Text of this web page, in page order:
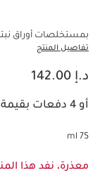
بمستخلصات أوراق
تفاصيل المنتج
السعر الحالي هو د.إ 142.00
د.إ 142.00
أو 4 دفعات بقيمة د.إ 35.50 مع
75 ml
معذرة، نفد هذا